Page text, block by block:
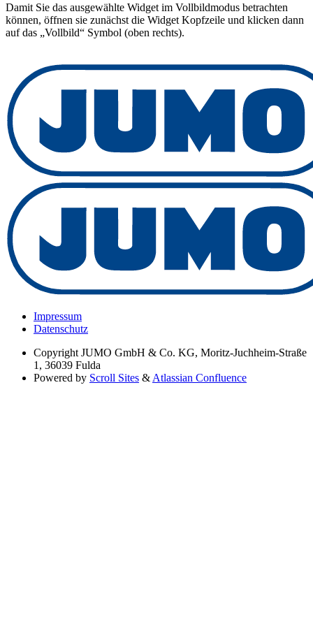
Damit Sie das ausgewählte Widget im Vollbildmodus betrachten
können, öffnen sie zunächst die Widget Kopfzeile und klicken dann
auf das „Vollbild“ Symbol (oben rechts).
Impressum
Datenschutz
Copyright JUMO GmbH & Co. KG, Moritz-Juchheim-Straße
1, 36039 Fulda
Powered by Scroll Sites & Atlassian Confluence